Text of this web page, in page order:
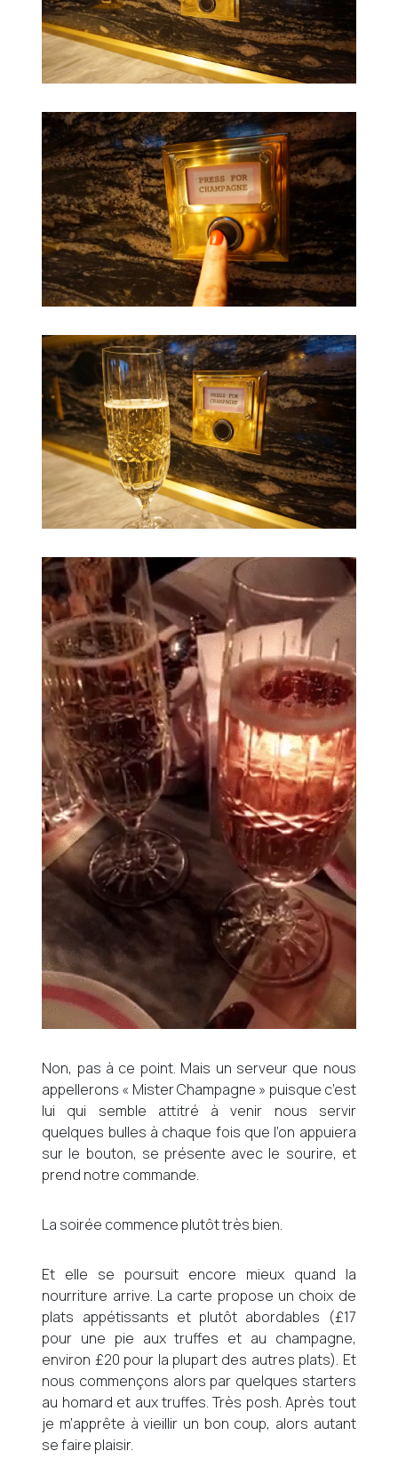
Non, pas à ce point. Mais un serveur que nous
appellerons « Mister Champagne » puisque c’est
lui qui semble attitré à venir nous servir
quelques bulles à chaque fois que l’on appuiera
sur le bouton, se présente avec le sourire, et
prend notre commande.
La soirée commence plutôt très bien.
Et elle se poursuit encore mieux quand la
nourriture arrive. La carte propose un choix de
plats appétissants et plutôt abordables (£17
pour une pie aux truffes et au champagne,
environ £20 pour la plupart des autres plats). Et
nous commençons alors par quelques starters
au homard et aux truffes. Très posh. Après tout
je m’apprête à vieillir un bon coup, alors autant
se faire plaisir.